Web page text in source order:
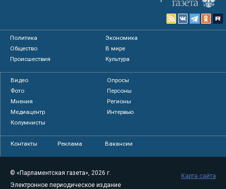
Политика
Экономика
Общество
В мире
Происшествия
Культура
Видео
Опросы
Фото
Персоны
Мнения
Регионы
Медиацентр
Интервью
Колумнисты
Контакты Реклама Вакансии
© «Парламентская газета», 2026 г.
Электронное периодическое издание
Карта сайта